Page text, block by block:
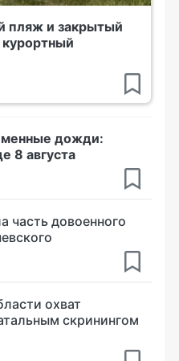
пляж и закрытый
дожди:
8 августа
часть довоенного
охват
скринингом